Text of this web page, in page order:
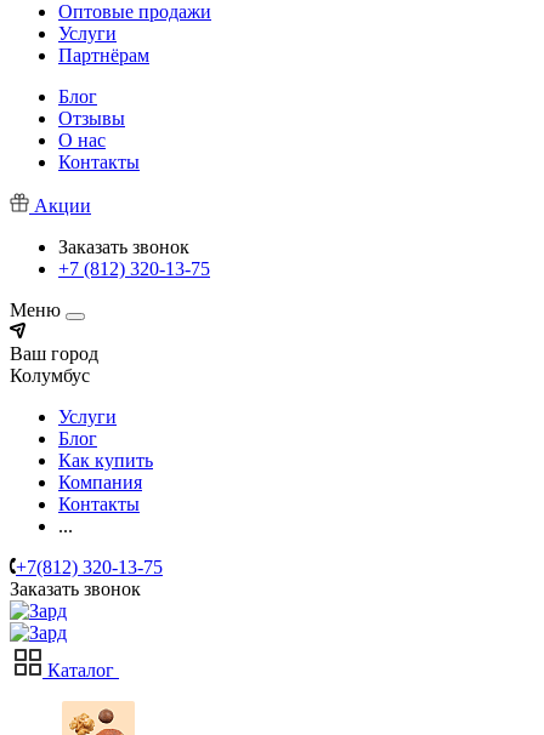
Оптовые продажи
Услуги
Партнёрам
Блог
Отзывы
О нас
Контакты
Акции
Заказать звонок
+7 (812) 320-13-75
Меню
Ваш город
Колумбус
Услуги
Блог
Как купить
Компания
Контакты
...
+7(812) 320-13-75
Заказать звонок
Каталог